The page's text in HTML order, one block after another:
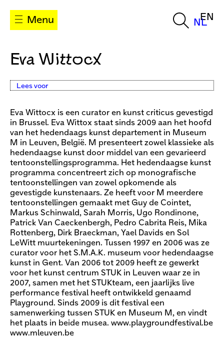
Menu NL
EN
Eva Wittocx
Lees voor
Eva Wittocx is een curator en kunst criticus gevestigd
in Brussel. Eva Wittox staat sinds 2009 aan het hoofd
van het hedendaags kunst departement in Museum
M in Leuven, België. M presenteert zowel klassieke als
hedendaagse kunst door middel van een gevarieerd
tentoonstellingsprogramma. Het hedendaagse kunst
programma concentreert zich op monografische
tentoonstellingen van zowel opkomende als
gevestigde kunstenaars. Ze heeft voor M meerdere
tentoonstellingen gemaakt met Guy de Cointet,
Markus Schinwald, Sarah Morris, Ugo Rondinone,
Patrick Van Caeckenbergh, Pedro Cabrita Reis, Mika
Rottenberg, Dirk Braeckman, Yael Davids en Sol
LeWitt muurtekeningen. Tussen 1997 en 2006 was ze
curator voor het S.M.A.K. museum voor hedendaagse
kunst in Gent. Van 2006 tot 2009 heeft ze gewerkt
voor het kunst centrum STUK in Leuven waar ze in
2007, samen met het STUKteam, een jaarlijks live
performance festival heeft ontwikkeld genaamd
Playground. Sinds 2009 is dit festival een
samenwerking tussen STUK en Museum M, en vindt
het plaats in beide musea. www.playgroundfestival.be
www.mleuven.be